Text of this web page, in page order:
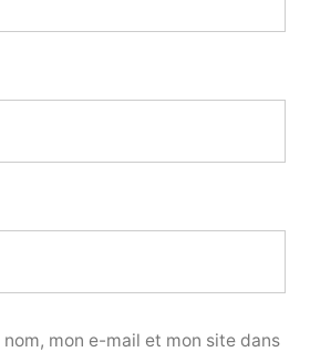
mon e-mail et mon site dans